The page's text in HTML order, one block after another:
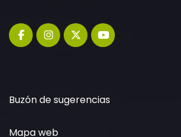
Buzón de sugerencias
Mapa web